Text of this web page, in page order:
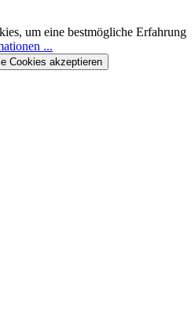
um eine bestmögliche Erfahrung
...
Cookies akzeptieren